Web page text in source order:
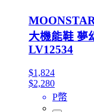
大機能鞋 夢
LV12534
$1,824
$2,280
P幣